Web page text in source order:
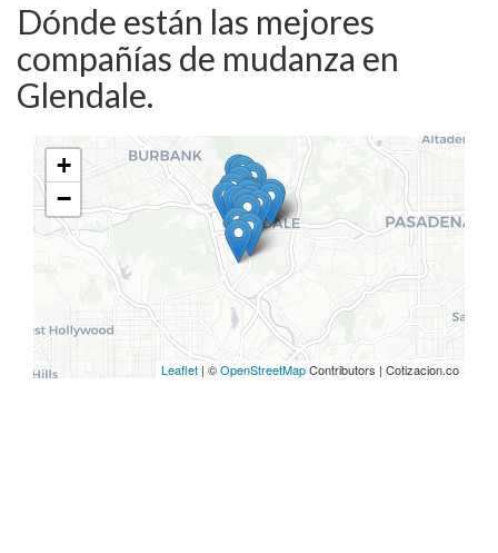
Dónde están las mejores
compañías de mudanza en
Glendale.
+
−
Leaflet | ©OpenStreetMapContributors | Cotizacion.co